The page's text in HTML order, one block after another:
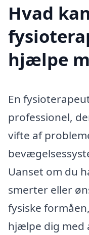
Hvad
hjælpe
En
professionel,
vifte af
Uanset om du
smerter eller
fysiske
hjælpe dig med